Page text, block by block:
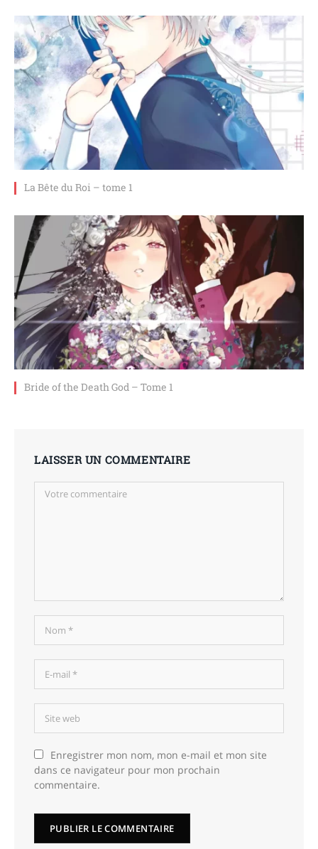
La Bête du Roi – tome 1
Bride of the Death God – Tome 1
LAISSER UN COMMENTAIRE
Enregistrer mon nom, mon e-mail et mon site
dans ce navigateur pour mon prochain
commentaire.